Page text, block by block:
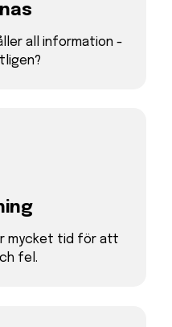
all information -
mycket tid för att
fel.